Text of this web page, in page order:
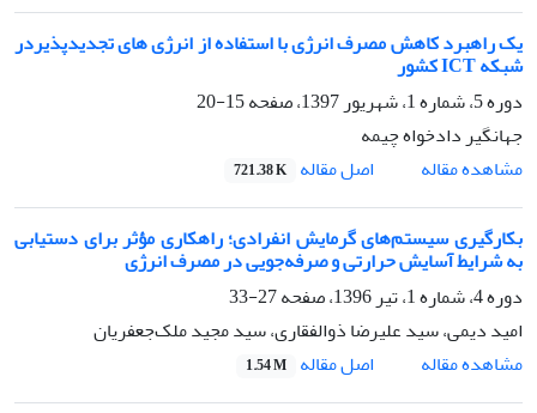
یک راهبرد کاهش مصرف انرژی با استفاده از انرژی های تجدیدپذیردر
شبکه ICT کشور
دوره 5، شماره 1، شهریور 1397، صفحه
15-20
جهانگیر دادخواه چیمه
مشاهده مقاله
اصل مقاله 721.38 K
بکارگیری سیستم‌های گرمایش انفرادی؛ راهکاری مؤثر برای دستیابی
به شرایط آسایش حرارتی و صرفه‌جویی در مصرف انرژی
دوره 4، شماره 1، تیر 1396، صفحه
27-33
امید دیمی، سید علیرضا ذوالفقاری، سید مجید ملک‌جعفریان
مشاهده مقاله
اصل مقاله 1.54 M